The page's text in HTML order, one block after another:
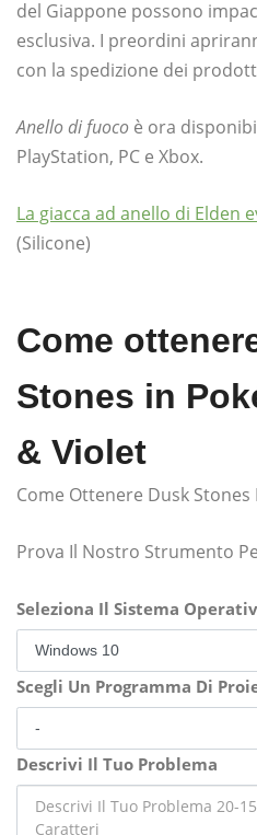
del Giappone possono
esclusiva. I preordini
con la spedizione dei
Anello di fuoco è ora
PlayStation, PC e Xbox.
La giacca ad anello di Elden
(Silicone)
Come
Stones in
& Violet
Come Ottenere Dusk
Prova Il Nostro Strumento
Seleziona Il Sistema
Scegli Un Programma Di
Descrivi Il Tuo Problema